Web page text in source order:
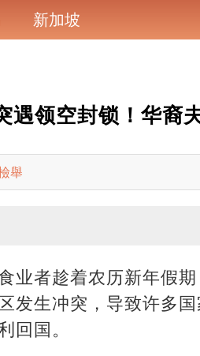
新加坡
遇领空封锁！华裔
舉
业者趁着农历新年假
发生冲突，导致许多
回国。